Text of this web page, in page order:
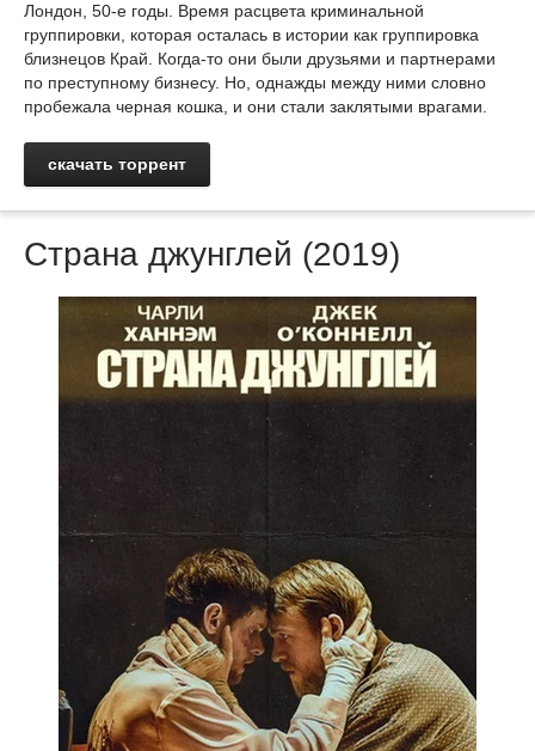
Лондон, 50-е годы. Время расцвета криминальной
группировки, которая осталась в истории как группировка
близнецов Край. Когда-то они были друзьями и партнерами
по преступному бизнесу. Но, однажды между ними словно
пробежала черная кошка, и они стали заклятыми врагами.
скачать торрент
Страна джунглей (2019)